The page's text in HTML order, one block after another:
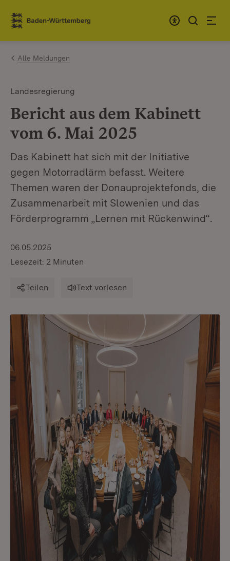
Zum Inhalt springen
Link zur Startseite
Alle Meldungen
Landesregierung
Bericht aus dem Kabinett
vom 6. Mai 2025
Das Kabinett hat sich mit der Initiative
gegen Motorradlärm befasst. Weitere
Themen waren der Donauprojektefonds, die
Zusammenarbeit mit Slowenien und das
Förderprogramm „Lernen mit Rückenwind“.
06.05.2025
Lesezeit: 2 Minuten
Teilen Text vorlesen